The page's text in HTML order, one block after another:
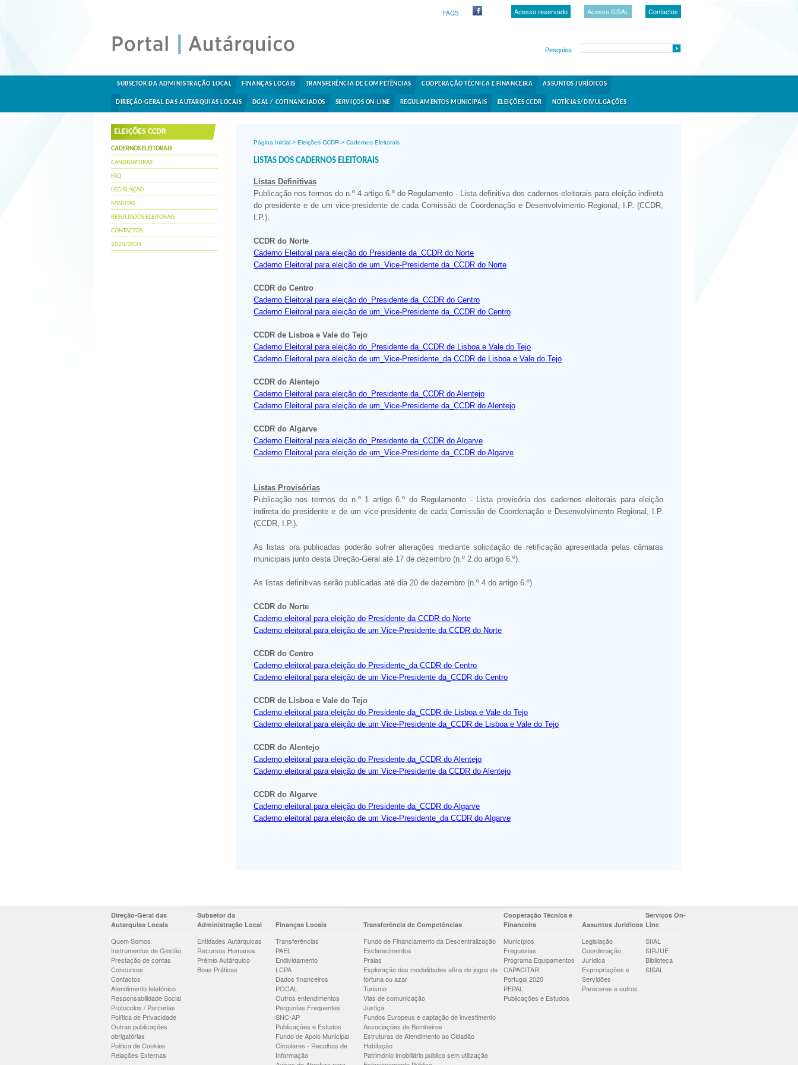
Acesso reservado Acesso SISAL Contactos
FAQS
Pesquisa
SUBSETOR DA ADMINISTRAÇÃO LOCAL FINANÇAS LOCAIS TRANSFERÊNCIA DE COMPETÊNCIAS COOPERAÇÃO TÉCNICA E FINANCEIRA ASSUNTOS JURÍDICOS
DIREÇÃO-GERAL DAS AUTARQUIAS LOCAIS DGAL / COFINANCIADOS SERVIÇOS ON-LINE REGULAMENTOS MUNICIPAIS ELEIÇÕES CCDR NOTÍCIAS/DIVULGAÇÕES
ELEIÇÕES CCDR
CADERNOS ELEITORAIS
CANDIDATURAS
FAQ
LEGISLAÇÃO
MINUTAS
RESULTADOS ELEITORAIS
CONTACTOS
2020/2021
Página Inicial > Eleições CCDR > Cadernos Eleitorais
LISTAS DOS CADERNOS ELEITORAIS
Listas Definitivas
Publicação nos termos do n.º 4 artigo 6.º do Regulamento - Lista definitiva dos cadernos eleitorais para eleição indireta
do presidente e de um vice-presidente de cada Comissão de Coordenação e Desenvolvimento Regional, I.P. (CCDR,
I.P.).
CCDR do Norte
Caderno Eleitoral para eleição do Presidente da_CCDR do Norte
Caderno Eleitoral para eleição de um_Vice-Presidente da_CCDR do Norte
CCDR do Centro
Caderno Eleitoral para eleição do_Presidente da_CCDR do Centro
Caderno Eleitoral para eleição de um_Vice-Presidente da_CCDR do Centro
CCDR de Lisboa e Vale do Tejo
Caderno Eleitoral para eleição do_Presidente da_CCDR de Lisboa e Vale do Tejo
Caderno Eleitoral para eleição de um_Vice-Presidente_da CCDR de Lisboa e Vale do Tejo
CCDR do Alentejo
Caderno Eleitoral para eleição do_Presidente da_CCDR do Alentejo
Caderno Eleitoral para eleição de um_Vice-Presidente da_CCDR do Alentejo
CCDR do Algarve
Caderno Eleitoral para eleição do_Presidente da_CCDR do Algarve
Caderno Eleitoral para eleição de um_Vice-Presidente da_CCDR do Algarve
Listas Provisórias
Publicação nos termos do n.º 1 artigo 6.º do Regulamento - Lista provisória dos cadernos eleitorais para eleição
indireta do presidente e de um vice-presidente de cada Comissão de Coordenação e Desenvolvimento Regional, I.P.
(CCDR, I.P.).
As listas ora publicadas poderão sofrer alterações mediante solicitação de retificação apresentada pelas câmaras
municipais junto desta Direção-Geral até 17 de dezembro (n.º 2 do artigo 6.º).
As listas definitivas serão publicadas até dia 20 de dezembro (n.º 4 do artigo 6.º).
CCDR do Norte
Caderno eleitoral para eleição do Presidente da CCDR do Norte
Caderno eleitoral para eleição de um Vice-Presidente da CCDR do Norte
CCDR do Centro
Caderno eleitoral para eleição do Presidente_da CCDR do Centro
Caderno eleitoral para eleição de um Vice-Presidente da_CCDR do Centro
CCDR de Lisboa e Vale do Tejo
Caderno eleitoral para eleição do Presidente da_CCDR de Lisboa e Vale do Tejo
Caderno eleitoral para eleição de um Vice-Presidente da_CCDR de Lisboa e Vale do Tejo
CCDR do Alentejo
Caderno eleitoral para eleição do Presidente da_CCDR do Alentejo
Caderno eleitoral para eleição de um Vice-Presidente da CCDR do Alentejo
CCDR do Algarve
Caderno eleitoral para eleição do Presidente da_CCDR do Algarve
Caderno eleitoral para eleição de um Vice-Presidente_da CCDR do Algarve
Direção-Geral das
Autarquias Locais
Quem Somos
Instrumentos de Gestão
Prestação de contas
Concursos
Contactos
Atendimento telefónico
Responsabilidade Social
Protocolos / Parcerias
Política de Privacidade
Outras publicações
obrigatórias
Politica de Cookies
Relações Externas
Subsetor da
Administração Local
Entidades Autárquicas
Recursos Humanos
Prémio Autárquico
Boas Práticas
Finanças Locais
Transferências
PAEL
Endividamento
LCPA
Dados financeiros
POCAL
Outros entendimentos
Perguntas Frequentes
SNC-AP
Publicações e Estudos
Fundo de Apoio Municipal
Circulares - Recolhas de
Informação
Transferência de Competências
Fundo de Financiamento da Descentralização
Esclarecimentos
Praias
Exploração das modalidades afins de jogos de
fortuna ou azar
Turismo
Vias de comunicação
Justiça
Fundos Europeus e captação de investimento
Associações de Bombeiros
Estruturas de Atendimento ao Cidadão
Habitação
Património imobiliário público sem utilização
Cooperação Técnica e
Financeira
Municípios
Freguesias
Programa Equipamentos
CAPACITAR
Portugal 2020
PEPAL
Publicações e Estudos
Assuntos Jurídicos
Legislação
Coordenação
Jurídica
Expropriações e
Servidões
Pareceres e outros
Serviços On-
Line
SIIAL
SIRJUE
Biblioteca
SISAL